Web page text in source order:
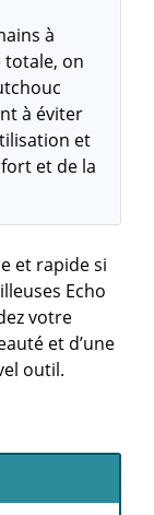
à
totale, on
à éviter
et
et de la
et rapide si
Echo
votre
et d’une
outil.